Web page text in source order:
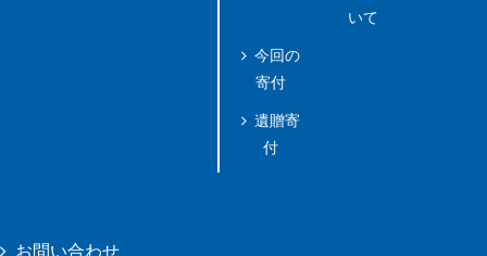
今回の
寄付
遺贈寄
付
いて